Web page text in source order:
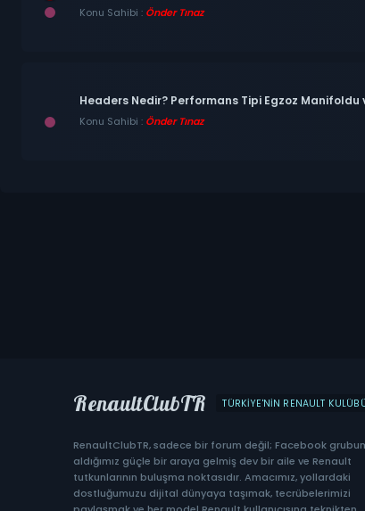
Konu Sahibi : Önder Tınaz
Headers Nedir? Performans Tipi Egzoz Manifoldu
Konu Sahibi : Önder Tınaz
RenaultClubTR TÜRKIYE'NIN RENAULT
RenaultClubTR, sadece bir forum değil; Facebook
aldığımız güçle bir araya gelmiş dev bir aile ve Renault
tutkunlarının buluşma noktasıdır. Amacımız, yollardaki
dostluğumuzu dijital dünyaya taşımak, tecrübelerimizi